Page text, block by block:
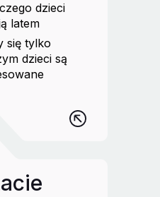
się tylko
dzieci są
dzieci
latem